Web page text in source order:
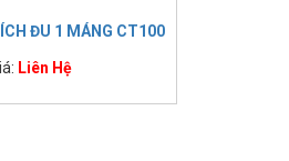
ĐU 1 MÁNG CT100
Liên Hệ